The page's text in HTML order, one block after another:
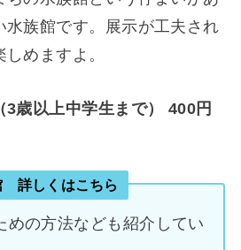
水族館です。展示が工夫され
めますよ。
3歳以上中学生まで） 400円
詳しくはこちら
の方法なども紹介してい